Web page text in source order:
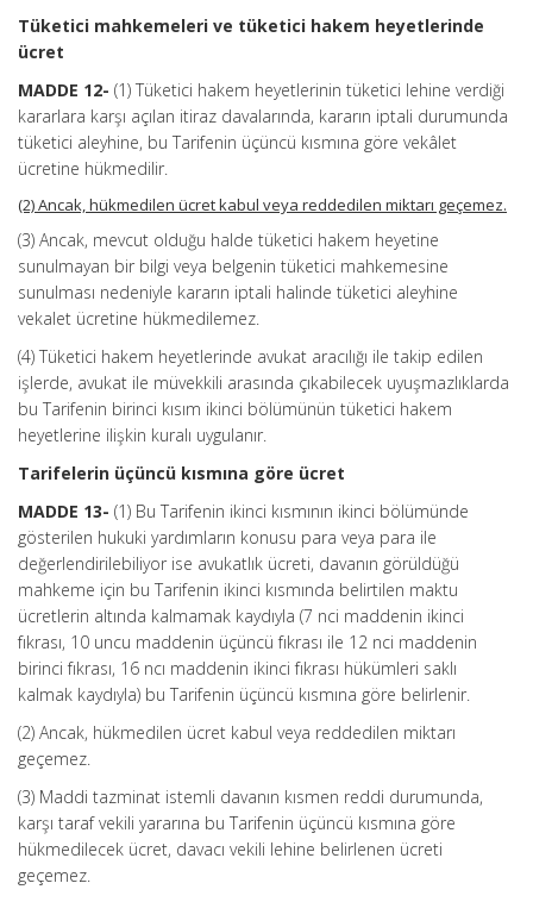
Tüketici mahkemeleri ve tüketici hakem heyetlerinde
ücret
MADDE 12- (1) Tüketici hakem heyetlerinin tüketici lehine verdiği
kararlara karşı açılan itiraz davalarında, kararın iptali durumunda
tüketici aleyhine, bu Tarifenin üçüncü kısmına göre vekâlet
ücretine hükmedilir.
(2) Ancak, hükmedilen ücret kabul veya reddedilen miktarı geçemez.
(3) Ancak, mevcut olduğu halde tüketici hakem heyetine
sunulmayan bir bilgi veya belgenin tüketici mahkemesine
sunulması nedeniyle kararın iptali halinde tüketici aleyhine
vekalet ücretine hükmedilemez.
(4) Tüketici hakem heyetlerinde avukat aracılığı ile takip edilen
işlerde, avukat ile müvekkili arasında çıkabilecek uyuşmazlıklarda
bu Tarifenin birinci kısım ikinci bölümünün tüketici hakem
heyetlerine ilişkin kuralı uygulanır.
Tarifelerin üçüncü kısmına göre ücret
MADDE 13- (1) Bu Tarifenin ikinci kısmının ikinci bölümünde
gösterilen hukuki yardımların konusu para veya para ile
değerlendirilebiliyor ise avukatlık ücreti, davanın görüldüğü
mahkeme için bu Tarifenin ikinci kısmında belirtilen maktu
ücretlerin altında kalmamak kaydıyla (7 nci maddenin ikinci
fıkrası, 10 uncu maddenin üçüncü fıkrası ile 12 nci maddenin
birinci fıkrası, 16 ncı maddenin ikinci fıkrası hükümleri saklı
kalmak kaydıyla) bu Tarifenin üçüncü kısmına göre belirlenir.
(2) Ancak, hükmedilen ücret kabul veya reddedilen miktarı
geçemez.
(3) Maddi tazminat istemli davanın kısmen reddi durumunda,
karşı taraf vekili yararına bu Tarifenin üçüncü kısmına göre
hükmedilecek ücret, davacı vekili lehine belirlenen ücreti
geçemez.